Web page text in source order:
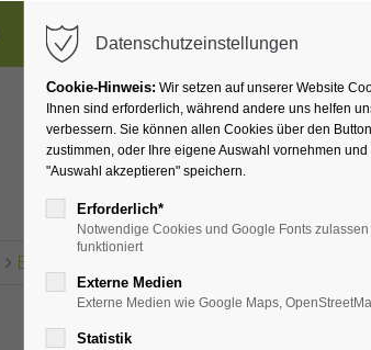
info@badwesternkotten.de
Ihr Heilbad Übernachten
Eventsreader (Timeline)
Datenschutzeinstellungen
Cookie-Hinweis: Wir setzen auf unserer Website
Ihnen sind erforderlich, während andere uns helfen
verbessern. Sie können allen Cookies über den
zustimmen, oder Ihre eigene Auswahl vornehmen
"Auswahl akzeptieren" speichern.
Erforderlich*
Notwendige Cookies und Google Fonts
funktioniert
Externe Medien
Externe Medien wie Google Maps,
Statistik